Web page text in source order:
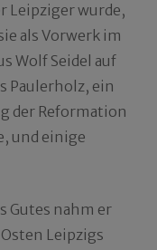
Leipziger wurde,
als Vorwerk im
Wolf Seidel auf
Paulerholz, ein
der Reformation
und einige
Gutes nahm er
Leipzigs